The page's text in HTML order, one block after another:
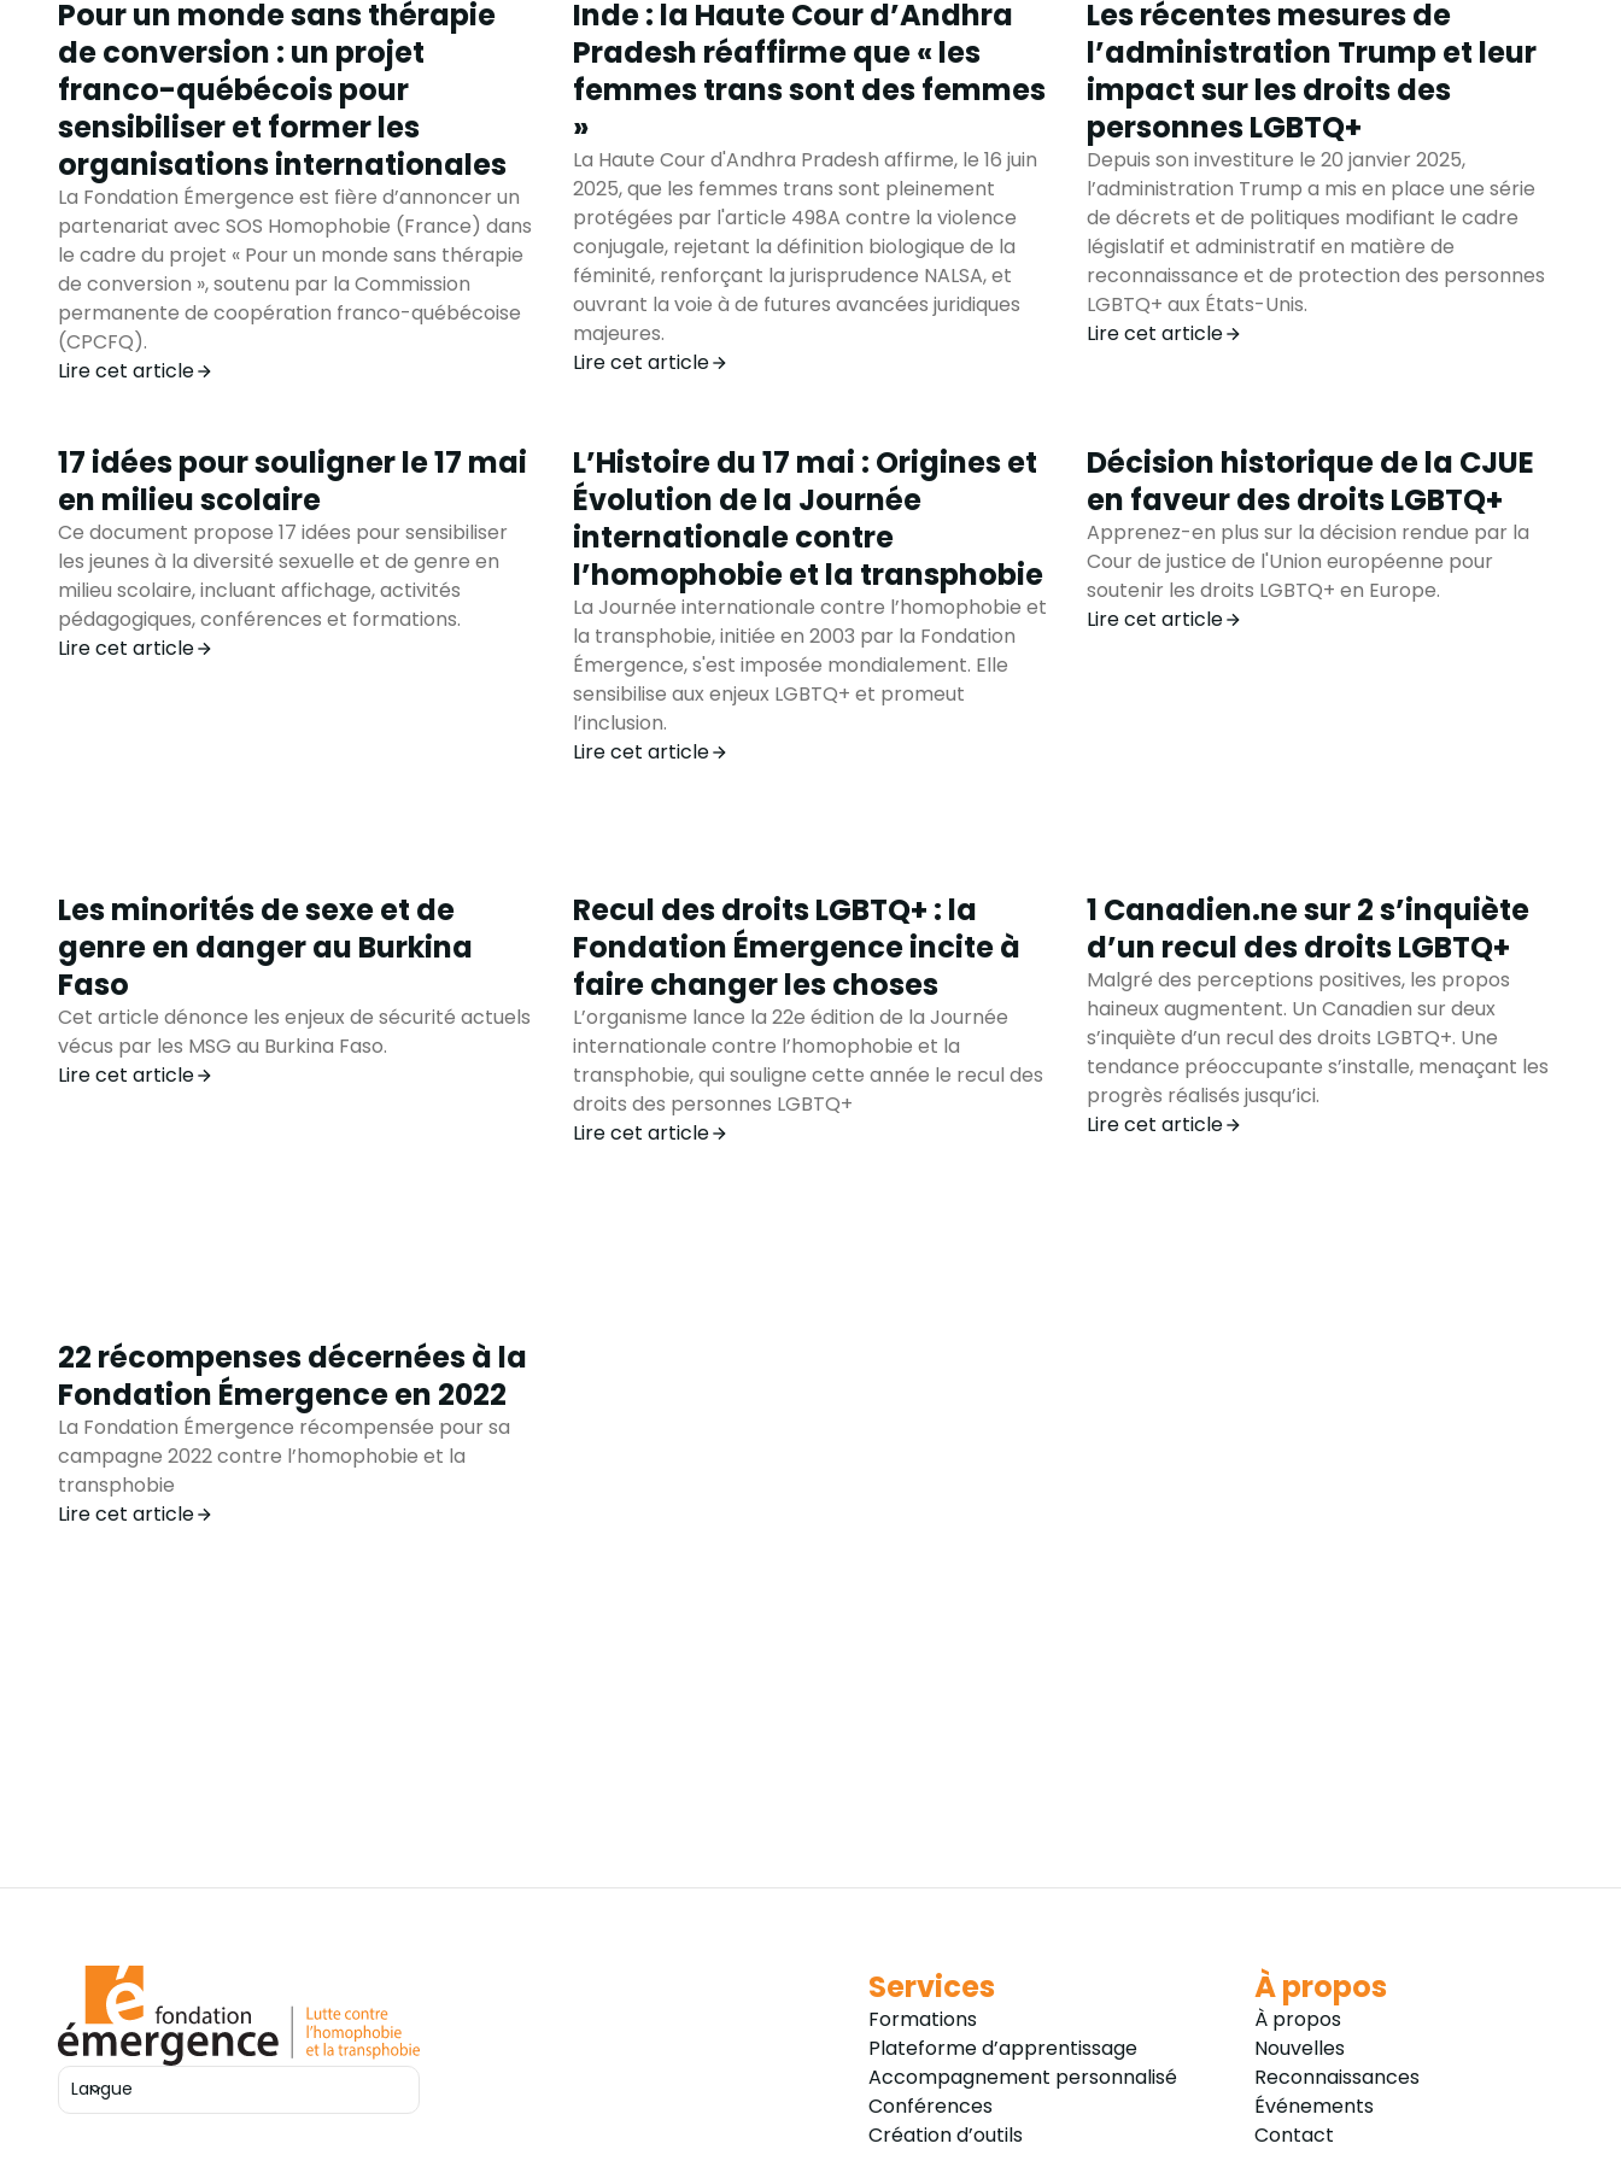
Pour un monde sans thérapie
de conversion : un projet
franco-québécois pour
sensibiliser et former les
organisations internationales
La Fondation Émergence est fière d’annoncer un
partenariat avec SOS Homophobie (France) dans
le cadre du projet « Pour un monde sans thérapie
de conversion », soutenu par la Commission
permanente de coopération franco-québécoise
(CPCFQ).
Lire cet article
Inde : la Haute Cour d’Andhra
Pradesh réaffirme que « les
femmes trans sont des femmes
»
La Haute Cour d'Andhra Pradesh affirme, le 16 juin
2025, que les femmes trans sont pleinement
protégées par l'article 498A contre la violence
conjugale, rejetant la définition biologique de la
féminité, renforçant la jurisprudence NALSA, et
ouvrant la voie à de futures avancées juridiques
majeures.
Lire cet article
Les récentes mesures de
l’administration Trump et leur
impact sur les droits des
personnes LGBTQ+
Depuis son investiture le 20 janvier 2025,
l’administration Trump a mis en place une série
de décrets et de politiques modifiant le cadre
législatif et administratif en matière de
reconnaissance et de protection des personnes
LGBTQ+ aux États-Unis.
Lire cet article
17 idées pour souligner le 17 mai
en milieu scolaire
Ce document propose 17 idées pour sensibiliser
les jeunes à la diversité sexuelle et de genre en
milieu scolaire, incluant affichage, activités
pédagogiques, conférences et formations.
Lire cet article
L’Histoire du 17 mai : Origines et
Évolution de la Journée
internationale contre
l’homophobie et la transphobie
La Journée internationale contre l’homophobie et
la transphobie, initiée en 2003 par la Fondation
Émergence, s'est imposée mondialement. Elle
sensibilise aux enjeux LGBTQ+ et promeut
l’inclusion.
Lire cet article
Décision historique de la CJUE
en faveur des droits LGBTQ+
Apprenez-en plus sur la décision rendue par la
Cour de justice de l'Union européenne pour
soutenir les droits LGBTQ+ en Europe.
Lire cet article
Les minorités de sexe et de
genre en danger au Burkina
Faso
Cet article dénonce les enjeux de sécurité actuels
vécus par les MSG au Burkina Faso.
Lire cet article
Recul des droits LGBTQ+ : la
Fondation Émergence incite à
faire changer les choses
L’organisme lance la 22e édition de la Journée
internationale contre l’homophobie et la
transphobie, qui souligne cette année le recul des
droits des personnes LGBTQ+
Lire cet article
1 Canadien.ne sur 2 s’inquiète
d’un recul des droits LGBTQ+
Malgré des perceptions positives, les propos
haineux augmentent. Un Canadien sur deux
s’inquiète d’un recul des droits LGBTQ+. Une
tendance préoccupante s’installe, menaçant les
progrès réalisés jusqu’ici.
Lire cet article
22 récompenses décernées à la
Fondation Émergence en 2022
La Fondation Émergence récompensée pour sa
campagne 2022 contre l’homophobie et la
transphobie
Lire cet article
Langue
Ouvrir le sélecteur
Services
Formations
Plateforme d’apprentissage
Accompagnement personnalisé
Conférences
Création d’outils
À propos
À propos
Nouvelles
Reconnaissances
Événements
Contact